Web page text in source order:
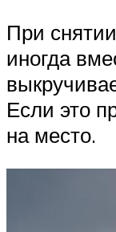
При
иногда
Если это
на место.